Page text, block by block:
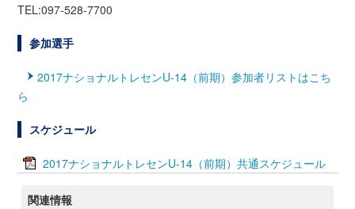
TEL:097-528-7700
参加選手
2017ナショナルトレセンU-14（前期）参加者リストはこち
ら
スケジュール
2017ナショナルトレセンU-14（前期）共通スケジュール
関連情報